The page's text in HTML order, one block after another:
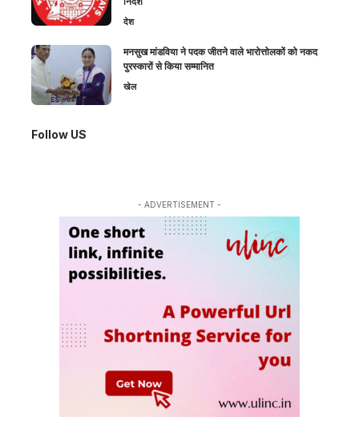
देश
मनसुख मांडविया ने पदक जीतने वाले भारोत्तोलकों को नकद
पुरस्कारों से किया सम्मानित
खेल
Follow US
- ADVERTISEMENT -